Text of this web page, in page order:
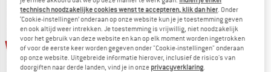
tot -15% -10%
technisch noodzakelijke cookies wenst te accepteren, klik dan hier. Onder
‘Cookie-instellingen’ onderaan op onze website kun je je toestemming geven
en ook altijd weer intrekken. Je toestemming is vrijwillig, niet noodzakelijk
voor het gebruik van deze website en kan op elk moment worden ingetrokken
of voor de eerste keer worden gegeven onder "Cookie-instellingen" onderaan
op onze website. Uitgebreide informatie hierover, inclusief de risico's van
doorgiften naar derde landen, vind je in onze privacyverklaring.